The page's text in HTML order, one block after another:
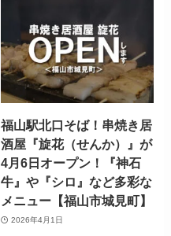
福山駅北口そば！串焼き居
酒屋『旋花（せんか）』が
4月6日オープン！『神石
牛』や『シロ』など多彩な
メニュー【福山市城見町】
2026年4月1日